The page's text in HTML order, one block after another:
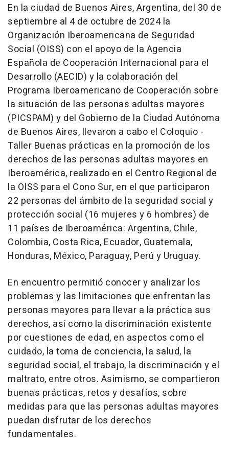
En la ciudad de Buenos Aires, Argentina, del 30 de
septiembre al 4 de octubre de 2024 la
Organización Iberoamericana de Seguridad
Social (OISS) con el apoyo de la Agencia
Española de Cooperación Internacional para el
Desarrollo (AECID) y la colaboración del
Programa Iberoamericano de Cooperación sobre
la situación de las personas adultas mayores
(PICSPAM) y del Gobierno de la Ciudad Autónoma
de Buenos Aires, llevaron a cabo el Coloquio -
Taller Buenas prácticas en la promoción de los
derechos de las personas adultas mayores en
Iberoamérica, realizado en el Centro Regional de
la OISS para el Cono Sur, en el que participaron
22 personas del ámbito de la seguridad social y
protección social (16 mujeres y 6 hombres) de
11 países de Iberoamérica: Argentina, Chile,
Colombia, Costa Rica, Ecuador, Guatemala,
Honduras, México, Paraguay, Perú y Uruguay.
En encuentro permitió conocer y analizar los
problemas y las limitaciones que enfrentan las
personas mayores para llevar a la práctica sus
derechos, así como la discriminación existente
por cuestiones de edad, en aspectos como el
cuidado, la toma de conciencia, la salud, la
seguridad social, el trabajo, la discriminación y el
maltrato, entre otros. Asimismo, se compartieron
buenas prácticas, retos y desafíos, sobre
medidas para que las personas adultas mayores
puedan disfrutar de los derechos
fundamentales.